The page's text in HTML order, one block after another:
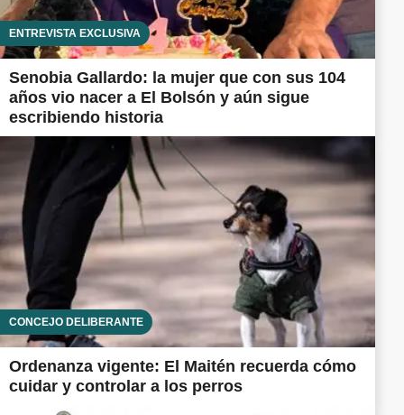
ENTREVISTA EXCLUSIVA
Senobia Gallardo: la mujer que con sus 104
años vio nacer a El Bolsón y aún sigue
escribiendo historia
CONCEJO DELIBERANTE
Ordenanza vigente: El Maitén recuerda cómo
cuidar y controlar a los perros